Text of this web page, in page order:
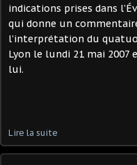
indications prises dans
qui donne un
l’interprétation du
Lyon le lundi 21 mai 2007
lui.
Lire la suite